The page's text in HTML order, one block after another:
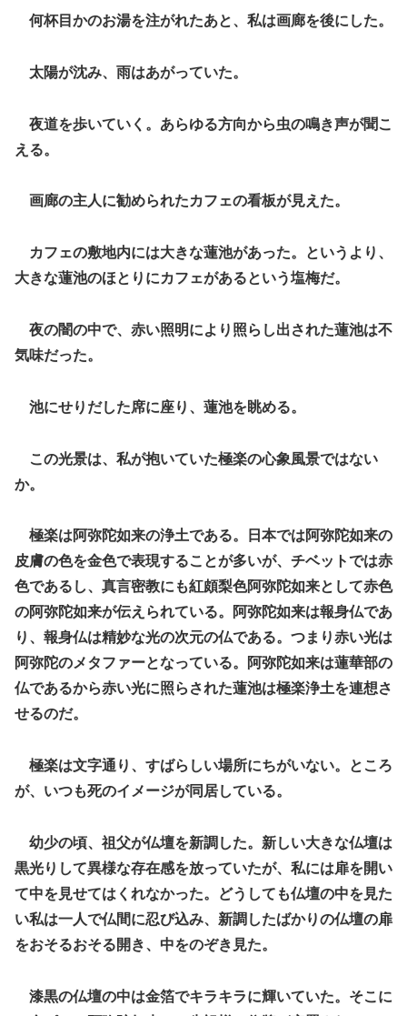
何杯目かのお湯を注がれたあと、私は画廊を後にした。
太陽が沈み、雨はあがっていた。
夜道を歩いていく。あらゆる方向から虫の鳴き声が聞こ
える。
画廊の主人に勧められたカフェの看板が見えた。
カフェの敷地内には大きな蓮池があった。というより、
大きな蓮池のほとりにカフェがあるという塩梅だ。
夜の闇の中で、赤い照明により照らし出された蓮池は不
気味だった。
池にせりだした席に座り、蓮池を眺める。
この光景は、私が抱いていた極楽の心象風景ではない
か。
極楽は阿弥陀如来の浄土である。日本では阿弥陀如来の
皮膚の色を金色で表現することが多いが、チベットでは赤
色であるし、真言密教にも紅頗梨色阿弥陀如来として赤色
の阿弥陀如来が伝えられている。阿弥陀如来は報身仏であ
り、報身仏は精妙な光の次元の仏である。つまり赤い光は
阿弥陀のメタファーとなっている。阿弥陀如来は蓮華部の
仏であるから赤い光に照らされた蓮池は極楽浄土を連想さ
せるのだ。
極楽は文字通り、すばらしい場所にちがいない。ところ
が、いつも死のイメージが同居している。
幼少の頃、祖父が仏壇を新調した。新しい大きな仏壇は
黒光りして異様な存在感を放っていたが、私には扉を開い
て中を見せてはくれなかった。どうしても仏壇の中を見た
い私は一人で仏間に忍び込み、新調したばかりの仏壇の扉
をおそるおそる開き、中をのぞき見た。
漆黒の仏壇の中は金箔でキラキラに輝いていた。そこに